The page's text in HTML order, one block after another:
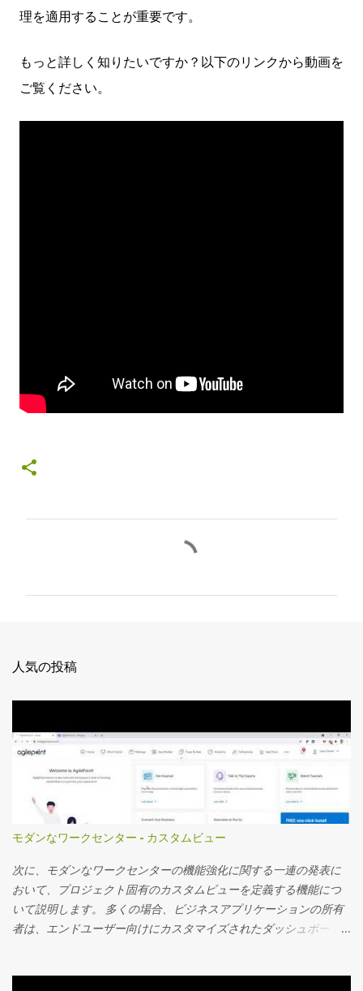
理を適用することが重要です。
もっと詳しく知りたいですか？以下のリンクから動画を
ご覧ください。
人気の投稿
モダンなワークセンター - カスタムビュー
次に、モダンなワークセンターの機能強化に関する一連の発表に
おいて、プロジェクト固有のカスタムビューを定義する機能につ
いて説明します。 多くの場合、ビジネスアプリケーションの所有
者は、エンドユーザー向けにカスタマイズされたダッシュボード